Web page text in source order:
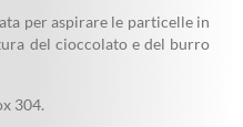
per aspirare le particelle in
del cioccolato e del burro
304.